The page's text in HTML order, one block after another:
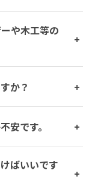
や木工等の
か？
安です。
ばいいです